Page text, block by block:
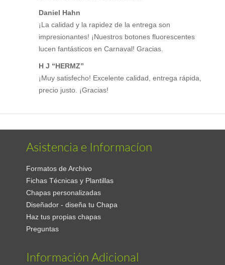
Daniel Hahn
¡La calidad y la rapidez de la entrega son
impresionantes! ¡Nuestros botones fluorescentes
lucen fantásticos en Carnaval! Gracias.
H J “HERMZ”
¡Muy satisfecho! Excelente calidad, entrega rápida,
precio justo. ¡Gracias!
Asistencia e Informacíon
Formatos de Archivo
Fichas Técnicas y Plantillas
Chapas personalizadas
Diseñador - diseña tu Chapa
Haz tus propias chapas
Preguntas
Información Adicional